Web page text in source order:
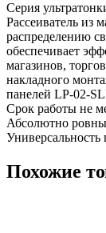
Серия
Рассеиватель из
распределению
обеспечивает
магазинов,
накладного
панелей LP-02-
Срок работы не
Абсолютно
Похожие